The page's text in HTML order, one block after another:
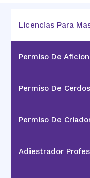
Licencias Para
Permiso De
Permiso De
Permiso De
Adiestrador